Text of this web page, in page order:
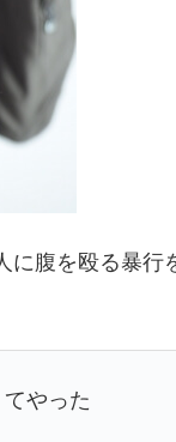
腹を殴る暴
やった